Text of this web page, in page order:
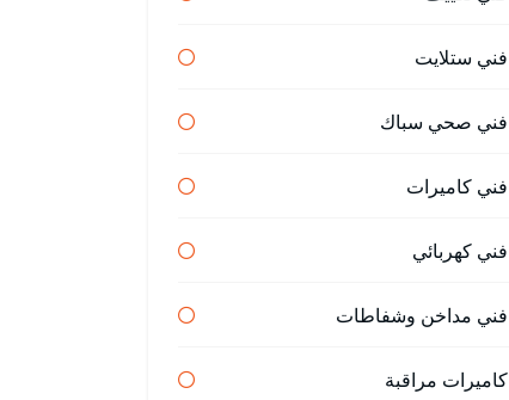
فني ستلايت
فني صحي سباك
فني كاميرات
فني كهربائي
فني مداخن وشفاطات
كاميرات مراقبة